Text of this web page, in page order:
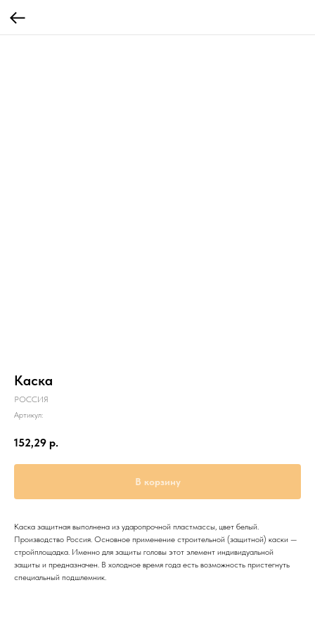
Каска
РОССИЯ
Артикул:
152,29 р.
В корзину
Каска защитная выполнена из ударопрочной пластмассы, цвет белый.
Производство Россия. Основное применение строительной (защитной) каски —
стройплощадка. Именно для защиты головы этот элемент индивидуальной
защиты и предназначен. В холодное время года есть возможность пристегнуть
специальный подшлемник.